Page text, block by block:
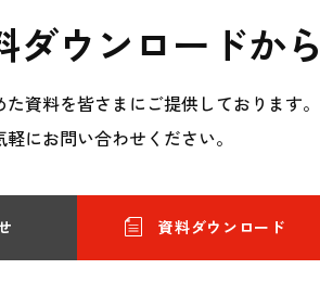
ダウンロードか
資料を皆さまにご提供しております。
軽にお問い合わせください。
資料ダウンロード